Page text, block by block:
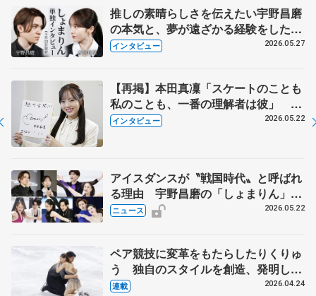
推しの素晴らしさを伝えたい宇野昌磨
の本気と、夢が遠ざかる経験をした本
田真凜の覚悟
インタビュー 2026.05.27
【再掲】本田真凜「スケートのことも
私のことも、一番の理解者は彼」 引
退時の単独インタビューで語った競技
インタビュー 2026.05.22
アイスダンスが〝戦国時代〟と呼ばれ
る理由 宇野昌磨の「しょまりん」ら
実力者が相次いで参戦 国内の競争激
ニュース 2026.05.22
ペア競技に変革をもたらしたりくりゅ
う 独自のスタイルを創造、発明した
【引退発表後②】
連載 2026.04.24